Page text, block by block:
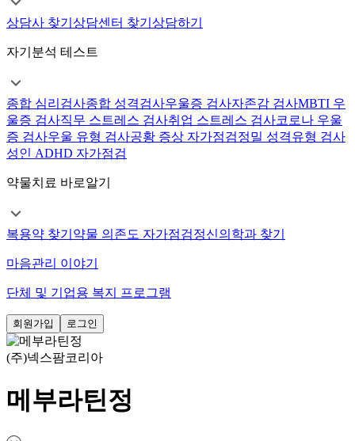
상담사 찾기 상담센터 찾기 상담하기
자기분석 테스트
종합 심리검사종합 성격검사우울증 검사자존감 검사MBTI 우
울증 검사직무 스트레스 검사취업 스트레스 검사코로나 우울
증 검사우울 유형 검사공황 증상 자가점검정밀 성격유형 검사
성인 ADHD 자가점검
약물치료 바로알기
복용약 찾기 약물 의존도 자가점검정신의학과 찾기
마음관리 이야기
단체 및 기업용 복지 프로그램
회원가입 로그인
(주)넥스팜코리아
메부라틴정